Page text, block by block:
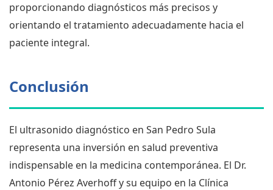
proporcionando diagnósticos más precisos y
orientando el tratamiento adecuadamente hacia el
paciente integral.
Conclusión
El ultrasonido diagnóstico en San Pedro Sula
representa una inversión en salud preventiva
indispensable en la medicina contemporánea. El Dr.
Antonio Pérez Averhoff y su equipo en la Clínica